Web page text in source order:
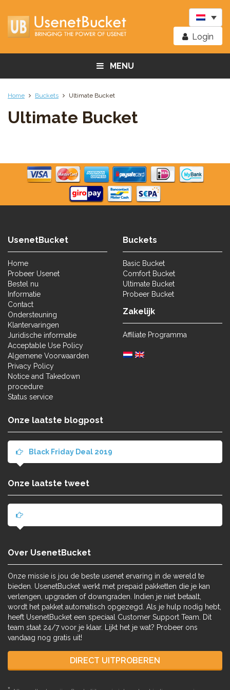
Login
MENU
Home Buckets Ultimate Bucket
Ultimate Bucket
UsenetBucket
Home
Probeer Usenet
Bestel nu
Informatie
Contact
Ondersteuning
Klantervaringen
Juridische informatie
Acceptable Use Policy
Algemene Voorwaarden
Privacy Policy
Notice and Takedown
procedure
Status service
Buckets
Basic Bucket
Comfort Bucket
Ultimate Bucket
Probeer Bucket
Zakelijk
Affiliate Programma
Onze laatste blogpost
Black Friday Deal 2019
Onze laatste tweet
Over UsenetBucket
Onze missie is jou de beste usenet ervaring in de wereld te
bieden. UsenetBucket werkt met prepaid pakketten die je kan
verlengen, upgraden of downgraden. Indien je niet betaalt,
wordt het pakket automatisch opgezegd. Als je hulp nodig hebt,
heeft UsenetBucket een speciaal Customer Support Team. Dit
team staat 24/7 voor je klaar. Lijkt het je wat? Probeer ons
vandaag nog gratis uit!
DIRECT UITPROBEREN